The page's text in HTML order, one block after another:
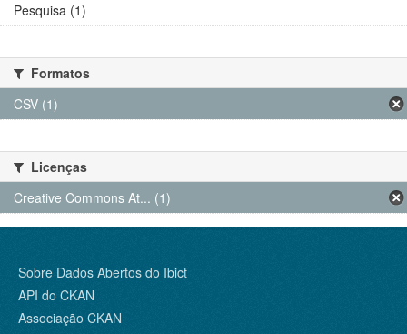
Pesquisa (1)
Formatos
CSV (1)
Licenças
Creative Commons At... (1)
Sobre Dados Abertos do Ibict
API do CKAN
Associação CKAN